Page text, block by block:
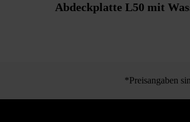
Abdeckplatte L50 mit
*Preisangaben